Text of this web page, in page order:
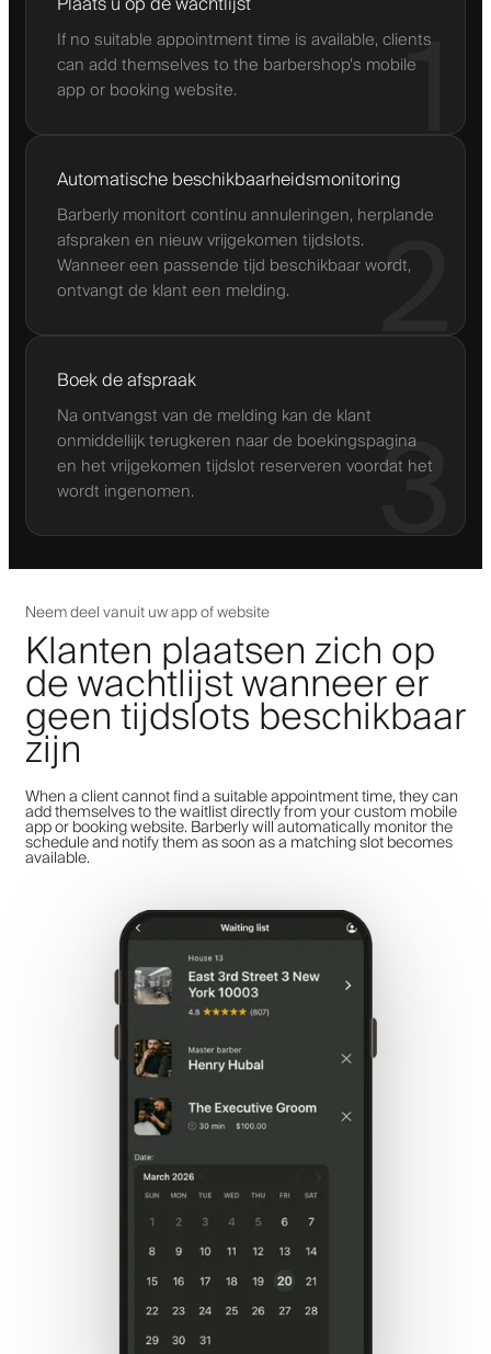
1
If no suitable appointment time is available, clients
can add themselves to the barbershop’s mobile
app or booking website.
2
Automatische beschikbaarheidsmonitoring
Barberly monitort continu annuleringen, herplande
afspraken en nieuw vrijgekomen tijdslots.
Wanneer een passende tijd beschikbaar wordt,
ontvangt de klant een melding.
3
Boek de afspraak
Na ontvangst van de melding kan de klant
onmiddellijk terugkeren naar de boekingspagina
en het vrijgekomen tijdslot reserveren voordat het
wordt ingenomen.
Neem deel vanuit uw app of website
Klanten plaatsen zich op
de wachtlijst wanneer er
geen tijdslots beschikbaar
zijn
When a client cannot find a suitable appointment time, they can
add themselves to the waitlist directly from your custom mobile
app or booking website. Barberly will automatically monitor the
schedule and notify them as soon as a matching slot becomes
available.